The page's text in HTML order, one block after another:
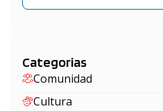
Categorias
Comunidad
Cultura